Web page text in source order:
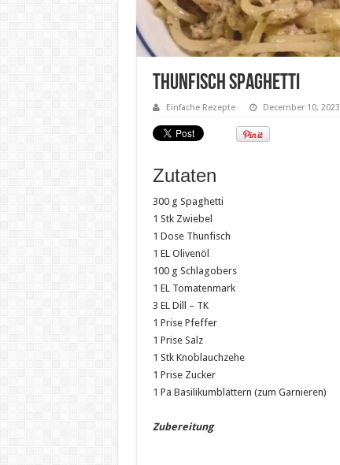
Thunfisch Spaghetti
Einfache Rezepte December 10, 2023
Zutaten
300 g Spaghetti
1 Stk Zwiebel
1 Dose Thunfisch
1 EL Olivenöl
100 g Schlagobers
1 EL Tomatenmark
3 EL Dill – TK
1 Prise Pfeffer
1 Prise Salz
1 Stk Knoblauchzehe
1 Prise Zucker
1 Pa Basilikumblättern (zum Garnieren)
Zubereitung